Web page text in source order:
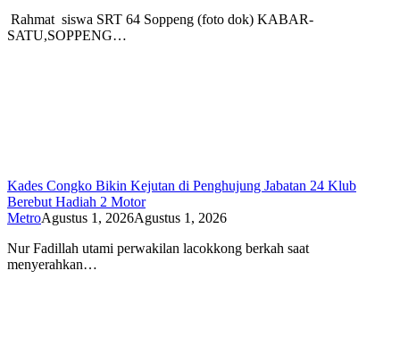
Rahmat siswa SRT 64 Soppeng (foto dok) KABAR-
SATU,SOPPENG…
Kades Congko Bikin Kejutan di Penghujung Jabatan 24 Klub
Berebut Hadiah 2 Motor
MetroAgustus 1, 2026Agustus 1, 2026
Nur Fadillah utami perwakilan lacokkong berkah saat
menyerahkan…